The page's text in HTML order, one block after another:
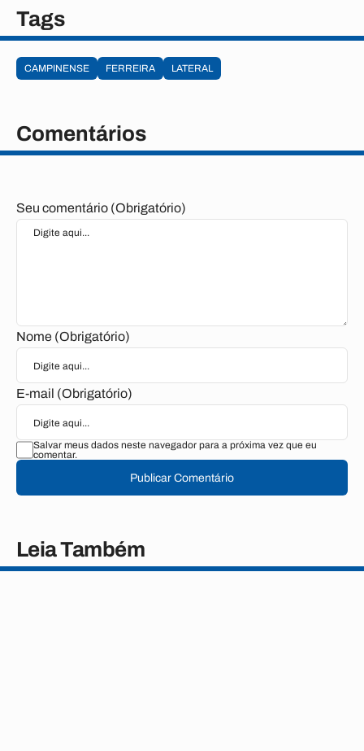
Tags
CAMPINENSE FERREIRA LATERAL
Comentários
Seu comentário (Obrigatório)
Nome (Obrigatório)
E-mail (Obrigatório)
Salvar meus dados neste navegador para a próxima vez que eu
comentar.
Publicar Comentário
Leia Também